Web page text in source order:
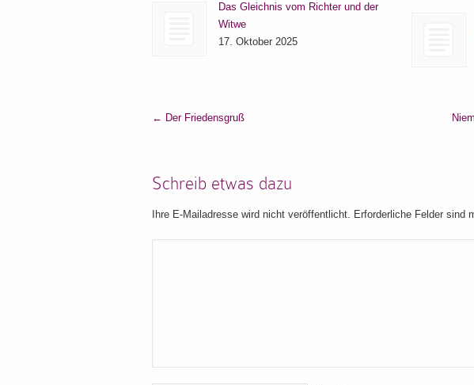
Das Gleichnis vom Richter und der
Witwe
17. Oktober 2025
← Der Friedensgruß
Schreib etwas dazu
Ihre E-Mailadresse wird nicht veröffentlicht. Erforderliche Felder sind